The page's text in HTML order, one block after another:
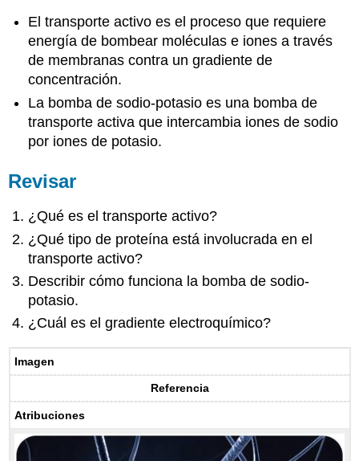
El transporte activo es el proceso que requiere
energía de bombear moléculas e iones a través
de membranas contra un gradiente de
concentración.
La bomba de sodio-potasio es una bomba de
transporte activa que intercambia iones de sodio
por iones de potasio.
Revisar
¿Qué es el transporte activo?
¿Qué tipo de proteína está involucrada en el
transporte activo?
Describir cómo funciona la bomba de sodio-
potasio.
¿Cuál es el gradiente electroquímico?
Imagen
Referencia
Atribuciones